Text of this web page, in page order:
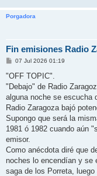
Porgadora
Fin emisiones Radio
M
n
a
j
e
07 Jul 2026 01:19
"OFF TOPIC".
"Debajo" de Radio
alguna noche se escucha
Radio Zaragoza bajó
Supongo que será la
1981 ó 1982 cuando aún
emisor.
Como anécdota diré que
noches lo encendían y se
saga de los Porreta,